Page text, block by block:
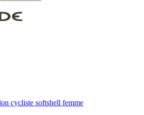
cycliste softshell femme